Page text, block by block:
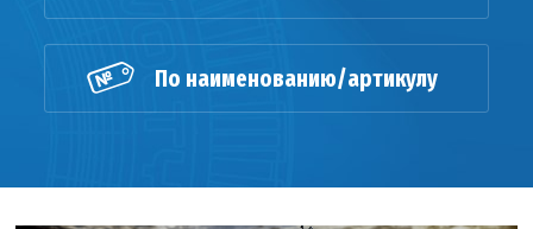
По наименованию/артикулу